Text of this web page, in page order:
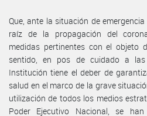
Que, ante la situación de
raíz de la propagación del
medidas pertinentes con el objeto
sentido, en pos de cuidado a
Institución tiene el deber de
salud en el marco de la grave
utilización de todos los medios
Poder Ejecutivo Nacional, se